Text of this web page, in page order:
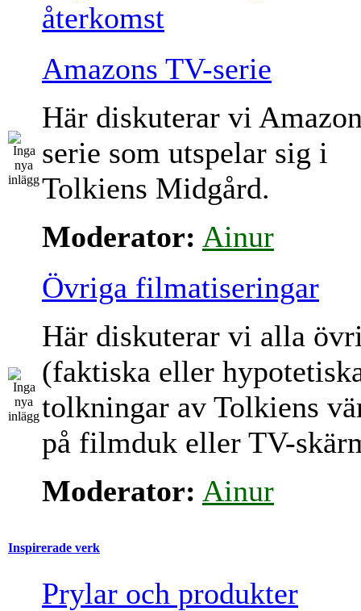
återkomst
Amazons TV-serie
Här diskuterar vi
serie som utspelar sig i
Tolkiens Midgård.
Moderator: Ainur
Övriga filmatiseringar
Här diskuterar vi alla
(faktiska eller
tolkningar av Tolkiens
på filmduk eller TV-
Moderator: Ainur
Inspirerade verk
Prylar och produkter